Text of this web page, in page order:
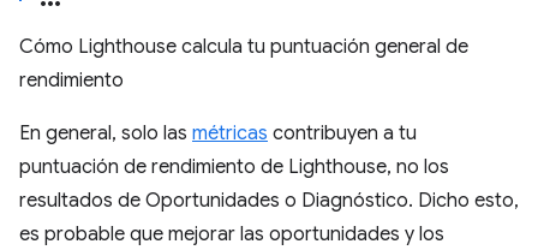
Cómo Lighthouse calcula tu puntuación general de
rendimiento
En general, solo las métricas contribuyen a tu
puntuación de rendimiento de Lighthouse, no los
resultados de Oportunidades o Diagnóstico. Dicho esto,
es probable que mejorar las oportunidades y los